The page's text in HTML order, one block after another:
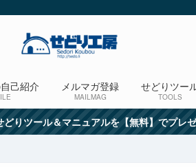
己紹介 メルマガ登録
MAILMAG
せどりツー
TOOLS
りツール＆マニュアルを【無料】でプレ